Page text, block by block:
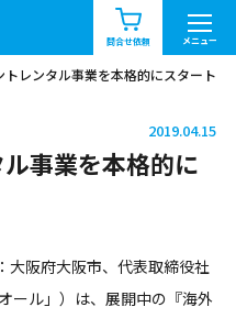
問合せ依頼 メニュー
お知らせ一覧
お問合せ
関東
トレンタル事業を本格的にスタート
2019.04.15
事業を本格的に
大阪府大阪市、代表取締役社
ール」）は、展開中の『海外